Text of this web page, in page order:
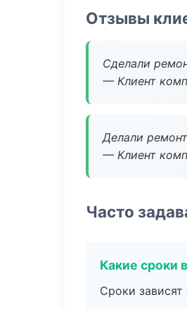
Отзывы
Сделали
— Клиент
Делали
— Клиент
Часто
Какие сроки
Сроки